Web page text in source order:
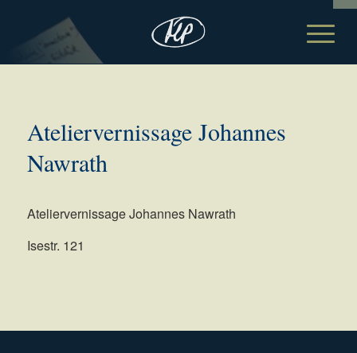
Ateliervernissage Johannes
Nawrath
Ateliervernissage Johannes Nawrath
Isestr. 121